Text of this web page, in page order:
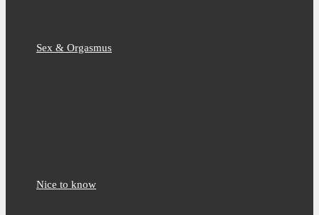
Sex & Orgasmus
Nice to know